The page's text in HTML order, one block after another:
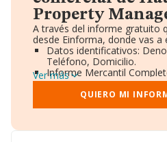
Property
A través del informe gratuito
desde Einforma, donde vas a
Datos identificativos:
Teléfono, Domicilio.
Informe Mercantil
Gráficos de Evolución
Consejo de
Directivos y Ejecutivos.
Ver más
QUIERO MI